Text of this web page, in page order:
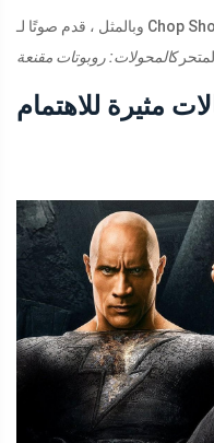
وبالمثل ، قدم صوتًا لـ Chop Shop في عرض البطل الخارق للروبوت
المحولات: روبوتات مقنعة
مثيرة للاهتمام